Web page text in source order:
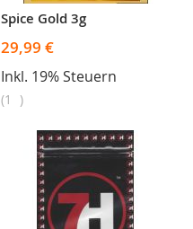
Spice Gold 3g
29,99 €
Inkl. 19% Steuern
1